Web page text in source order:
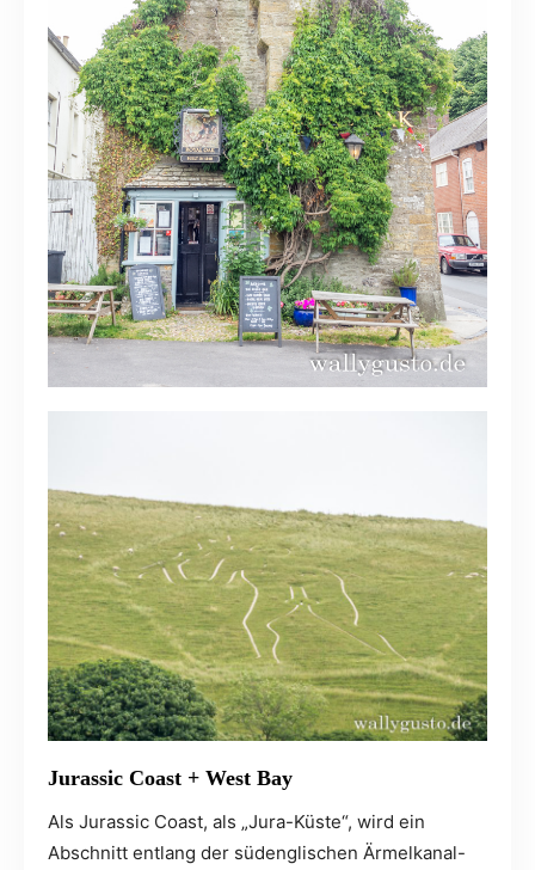
Jurassic Coast + West Bay
Als Jurassic Coast, als „Jura-Küste“, wird ein
Abschnitt entlang der südenglischen Ärmelkanal-